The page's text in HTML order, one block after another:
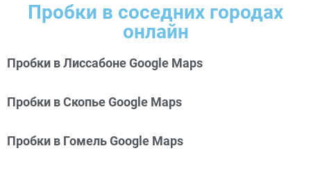
Пробки в соседних городах
онлайн
Пробки в Лиссабоне Google Maps
Пробки в Скопье Google Maps
Пробки в Гомель Google Maps